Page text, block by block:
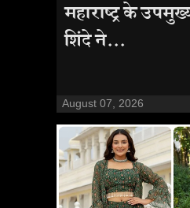
महाराष्ट्र के
शिंदे ने...
August 07, 2026